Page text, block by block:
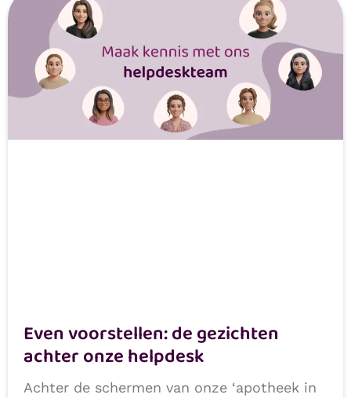
Even voorstellen: de gezichten
achter onze helpdesk
Achter de schermen van onze ‘apotheek in